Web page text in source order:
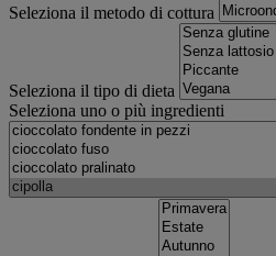
Seleziona il metodo di cottura
Seleziona il tipo di dieta
Seleziona uno o più ingredienti